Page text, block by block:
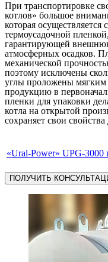
При транспортировке
котлов» большое
которая осуществляется
термоусадочной
гарантирующей
атмосферных осадков.
механической
поэтому исключены
углы проложены мягким
продукцию в
пленки для упаковки
котла на открытой
сохраняет свои
«Ural-Power» UPG-3000
ПОЛУЧИТЬ